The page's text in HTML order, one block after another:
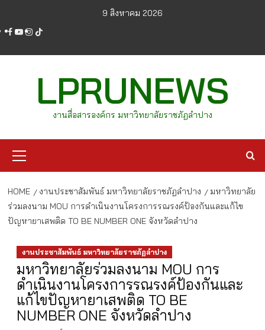
content
9 สิงหาคม 2026
facebook
youtube
instagram
tiktok
LPRUNEWS
งานสื่อสารองค์กร มหาวิทยาลัยราชภัฏลำปาง
Menu
HOME งานประชาสัมพันธ์ มหาวิทยาลัยราชภัฏลำปาง
มหาวิทยาลัย
ร่วมลงนาม MOU การดำเนินงานโครงการรณรงค์ป้องกันและแก้ไข
ปัญหายาเสพติด TO BE NUMBER ONE จังหวัดลำปาง
งานประชาสัมพันธ์ มหาวิทยาลัยราชภัฏลำปาง
มหาวิทยาลัยร่วมลงนาม MOU การ
ดำเนินงานโครงการรณรงค์ป้องกันและ
แก้ไขปัญหายาเสพติด TO BE
NUMBER ONE จังหวัดลำปาง